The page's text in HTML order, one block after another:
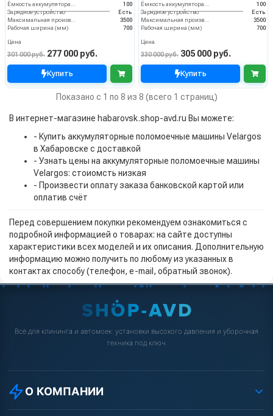
100
Зарядное устройство
Есть
3500
Рабочая ширина (мм)
700
Цена
301 000 руб. 277 000 руб.
Купить
100
Зарядное устройство
Есть
3500
Рабочая ширина (мм)
700
Цена
330 000 руб. 305 000 руб.
Купить
Показано с 1 по 8 из 8 (всего 1 страниц)
В интернет-магазине habarovsk.shop-avd.ru Вы можете:
- Купить аккумуляторные поломоечные машины Velargos
в Хабаровске с доставкой
- Узнать цены на аккумуляторные поломоечные машины
Velargos: стоиомсть низкая
- Произвести оплату заказа банковской картой или
оплатив счёт
Перед совершением покупки рекомендуем ознакомиться с
подробной информацией о товарах: на сайте доступны
характеристики всех моделей и их описания. Дополнительную
информацию можно получить по любому из указанных в
контактах способу (телефон, e-mail, обратный звонок).
Всё для клининга и автомоек: установки высокого давления и уборочная
техника под ключ.
О КОМПАНИИ
О компании